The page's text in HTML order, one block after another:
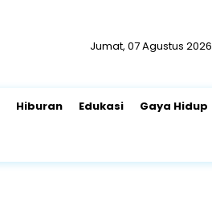
Jumat, 07 Agustus 2026
Hiburan Edukasi Gaya Hidup